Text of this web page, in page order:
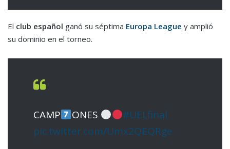
El club español ganó su séptima Europa League y amplió
su dominio en el torneo.
CAMP ONES
#UELfinal
pic.twitter.com/Umx2QEQRge